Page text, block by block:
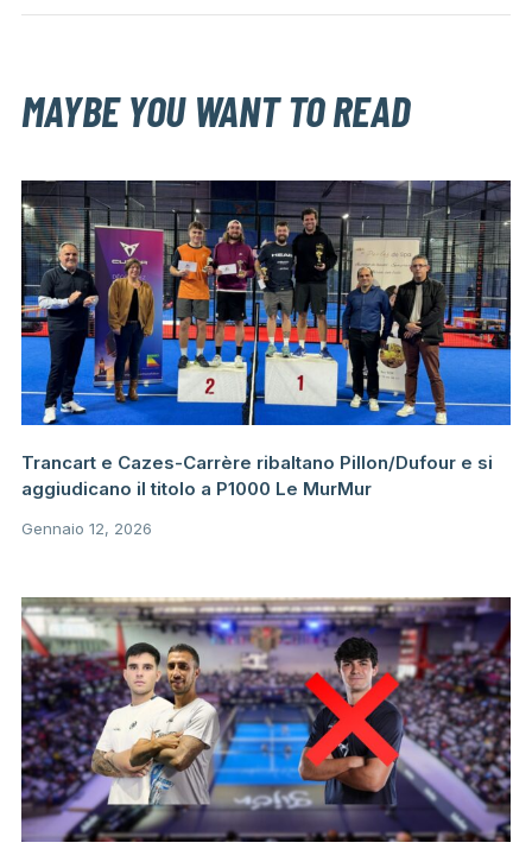
MAYBE YOU WANT TO READ
Trancart e Cazes-Carrère ribaltano Pillon/Dufour e si
aggiudicano il titolo a P1000 Le MurMur
Gennaio 12, 2026